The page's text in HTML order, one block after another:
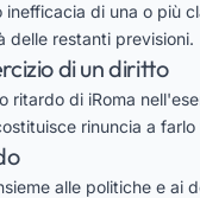
inefficacia di una o più
delle restanti previsioni.
di un diritto
ritardo di iRoma
rinuncia a
alle politiche e ai